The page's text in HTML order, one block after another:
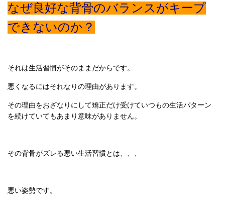
なぜ良好な背骨のバランスがキープ
できないのか？
それは生活習慣がそのままだからです。
悪くなるにはそれなりの理由があります。
その理由をおざなりにして矯正だけ受けていつもの生活パターン
を続けていてもあまり意味がありません。
その背骨がズレる悪い生活習慣とは、、、
悪い姿勢です。